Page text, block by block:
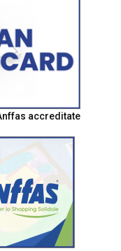
accreditate